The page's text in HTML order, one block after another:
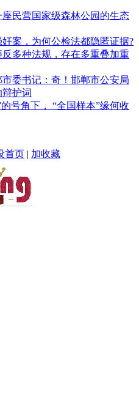
民营国家级森林公园的生态
案，为何公检法都隐匿证据?
多种法规，存在多重叠加重
委书记：奇！邯郸市公安局
护词
号角下， “全国样本”缘何收
首页 | 加收藏